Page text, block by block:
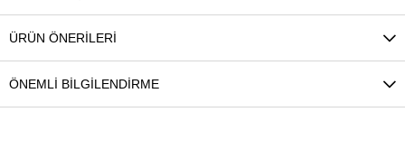
ÜRÜN ÖNERILERI
ÖNEMLI BILGILENDIRME